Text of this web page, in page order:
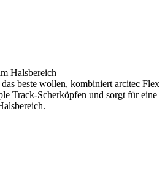
Halsbereich
beste wollen, kombiniert arcitec Flex
Track-Scherköpfen und sorgt für eine